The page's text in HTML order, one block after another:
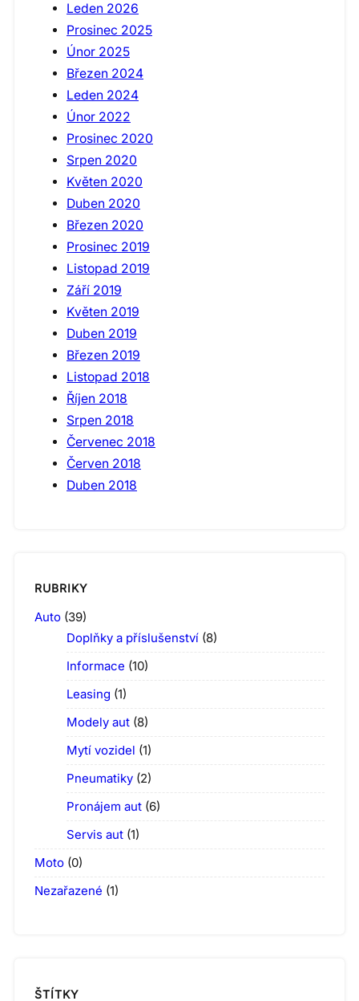
Leden 2026
Prosinec 2025
Únor 2025
Březen 2024
Leden 2024
Únor 2022
Prosinec 2020
Srpen 2020
Květen 2020
Duben 2020
Březen 2020
Prosinec 2019
Listopad 2019
Září 2019
Květen 2019
Duben 2019
Březen 2019
Listopad 2018
Říjen 2018
Srpen 2018
Červenec 2018
Červen 2018
Duben 2018
RUBRIKY
Auto (39)
Doplňky a příslušenství (8)
Informace (10)
Leasing (1)
Modely aut (8)
Mytí vozidel (1)
Pneumatiky (2)
Pronájem aut (6)
Servis aut (1)
Moto (0)
Nezařazené (1)
ŠTÍTKY